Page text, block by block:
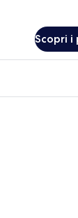
Scopri i